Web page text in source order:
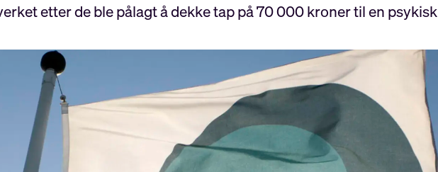
etter de ble pålagt å dekke tap på 70 000 kroner til en psykisk